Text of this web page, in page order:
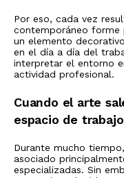
Por eso, cada vez
contemporáneo forme
un elemento
en el día a día del
interpretar el entorno
actividad profesional.
Cuando el arte
espacio de trabajo
Durante mucho
asociado
especializadas. Sin